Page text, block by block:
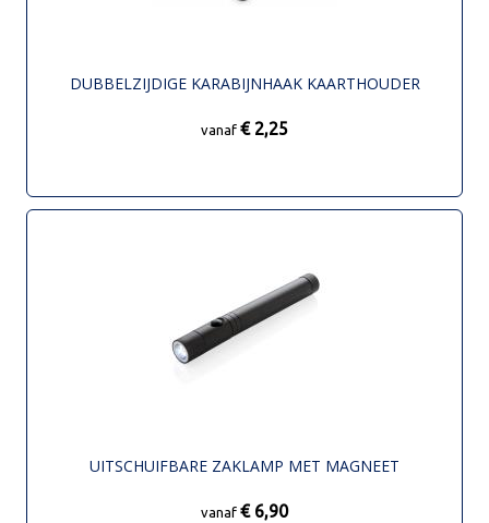
DUBBELZIJDIGE KARABIJNHAAK KAARTHOUDER
vanaf € 2,25
UITSCHUIFBARE ZAKLAMP MET MAGNEET
vanaf € 6,90